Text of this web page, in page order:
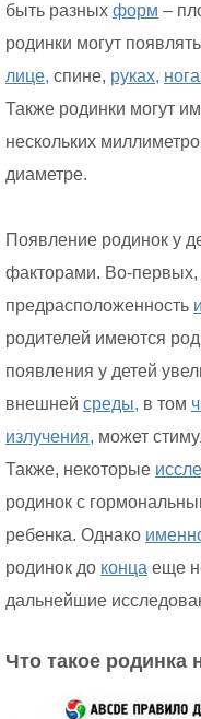
быть разных форм –
родинки могут
лице, спине, руках,
Также родинки могут
нескольких
диаметре.
Появление родинок у
факторами. Во-первых,
предрасположенность
родителей имеются
появления у детей
внешней среды, в том
излучения, может
Также, некоторые
родинок с
ребенка. Однако
родинок до конца еще
дальнейшие
Что такое родинка